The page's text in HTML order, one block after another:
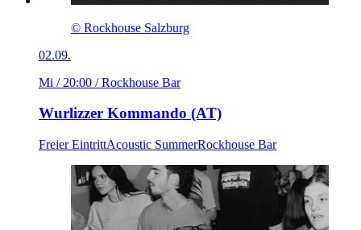
© Rockhouse Salzburg
02.09.
Mi / 20:00 / Rockhouse Bar
Wurlizzer Kommando (AT)
Freier EintrittAcoustic SummerRockhouse Bar